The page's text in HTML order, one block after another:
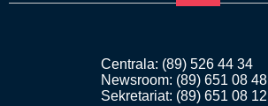
Centrala: (89) 526 44 34
Newsroom: (89) 651 08 48
Sekretariat: (89) 651 08 12